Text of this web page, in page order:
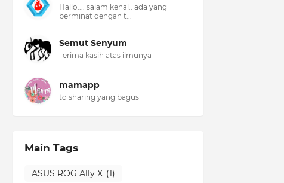
Hallo.... salam kenal.. ada yang
berminat dengan t...
Semut Senyum
Terima kasih atas ilmunya
mamapp
tq sharing yang bagus
Main Tags
ASUS ROG Ally X (1)